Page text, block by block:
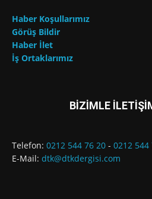
Haber Koşullarımız
Görüş Bildir
Haber İlet
İş Ortaklarımız
BİZİMLE
Telefon: 0212 544 76 20 - 0212 544
E-Mail: dtk@dtkdergisi.com